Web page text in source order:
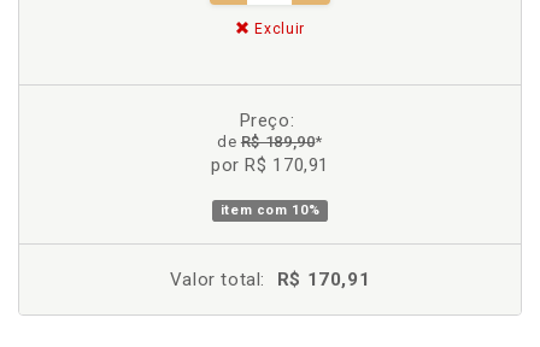
Excluir
Preço:
deR$ 189,90*
por R$ 170,91
item com 10%
Valor total: R$ 170,91